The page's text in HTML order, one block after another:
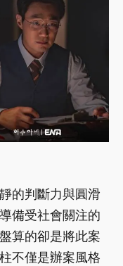
的判斷力與圓滑
備受社會關注的
算的卻是將此案
不僅是辦案風格